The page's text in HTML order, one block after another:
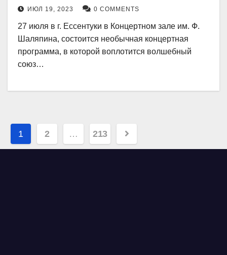
ИЮЛ 19, 2023 0 COMMENTS
27 июля в г. Ессентуки в Концертном зале им. Ф.
Шаляпина, состоится необычная концертная
программа, в которой воплотится волшебный
союз…
Навигация
по
1 2 … 213